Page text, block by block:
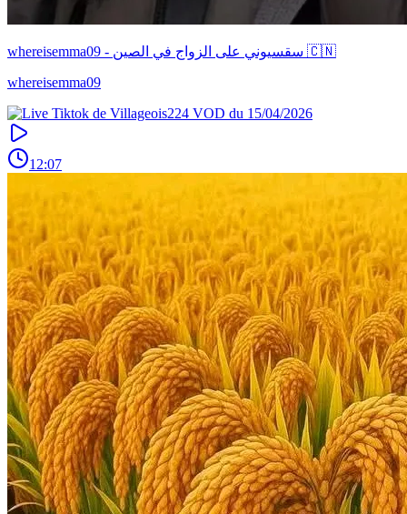
whereisemma09 - سقسيوني على الزواج في الصين 🇨🇳
whereisemma09
12:07